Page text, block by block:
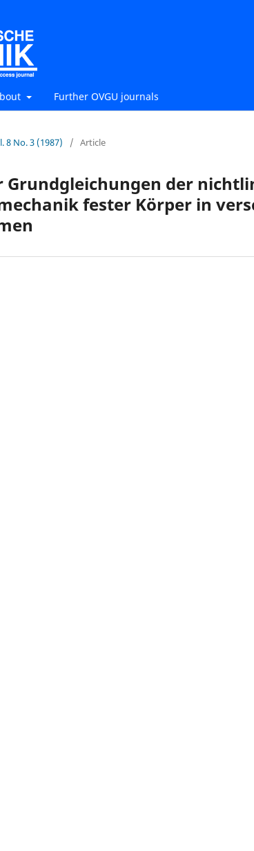
Further OVGU journals
8 No. 3 (1987) / Article
Grundgleichungen der
fester Körper in